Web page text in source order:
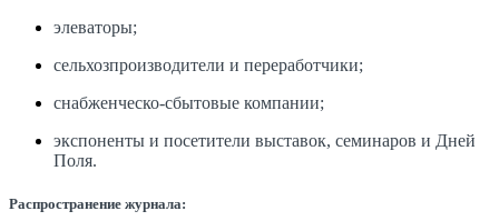
элеваторы;
сельхозпроизводители и переработчики;
снабженческо-сбытовые компании;
экспоненты и посетители выставок, семинаров и Дней
Поля.
Распространение журнала: